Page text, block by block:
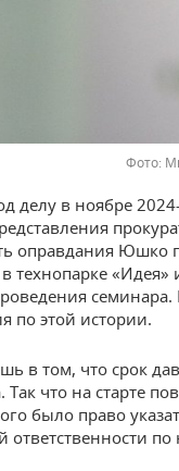
делу в ноябре
оправдания Юшко
в технопарке «Идея»
семинара.
по этой истории.
в том, что срок
Так что на старте
было право
ответственности